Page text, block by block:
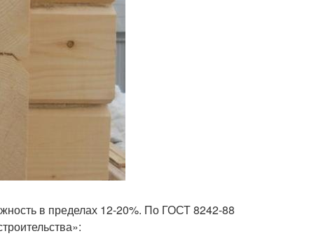
в пределах 12-20%. По ГОСТ 8242-88